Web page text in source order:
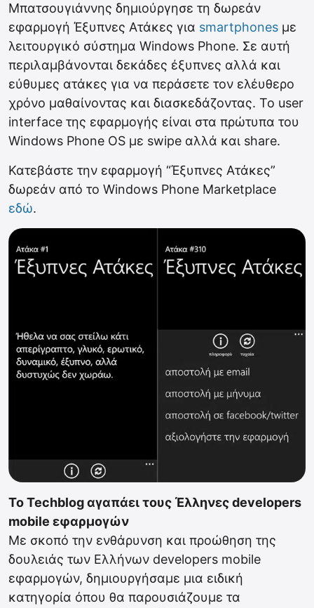
Μπατσουγιάννης δημιούργησε τη δωρεάν
εφαρμογή Έξυπνες Ατάκες για smartphones με
λειτουργικό σύστημα Windows Phone. Σε αυτή
περιλαμβάνονται δεκάδες έξυπνες αλλά και
εύθυμες ατάκες για να περάσετε τον ελέυθερο
χρόνο μαθαίνοντας και διασκεδάζοντας. Το user
interface της εφαρμογής είναι στα πρώτυπα του
Windows Phone OS με swipe αλλά και share.
Κατεβάστε την εφαρμογή “Έξυπνες Ατάκες”
δωρεάν από το Windows Phone Marketplace
εδώ.
Το Techblog αγαπάει τους Έλληνες developers
mobile εφαρμογών
Με σκοπό την ενθάρυνση και προώθηση της
δουλειάς των Ελλήνων developers mobile
εφαρμογών, δημιουργήσαμε μια ειδική
κατηγορία όπου θα παρουσιάζουμε τα